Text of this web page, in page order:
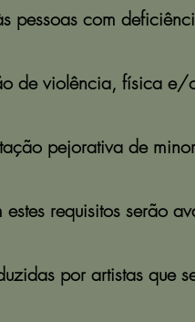
pessoas com
de violência, física e/
pejorativa de
requisitos serão
por artistas que